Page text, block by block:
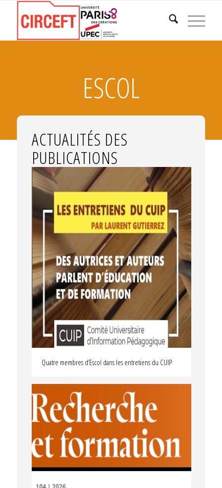
ESCOL
ACTUALITÉS DES
PUBLICATIONS
Quatre membres d’Escol dans les entretiens du CUIP